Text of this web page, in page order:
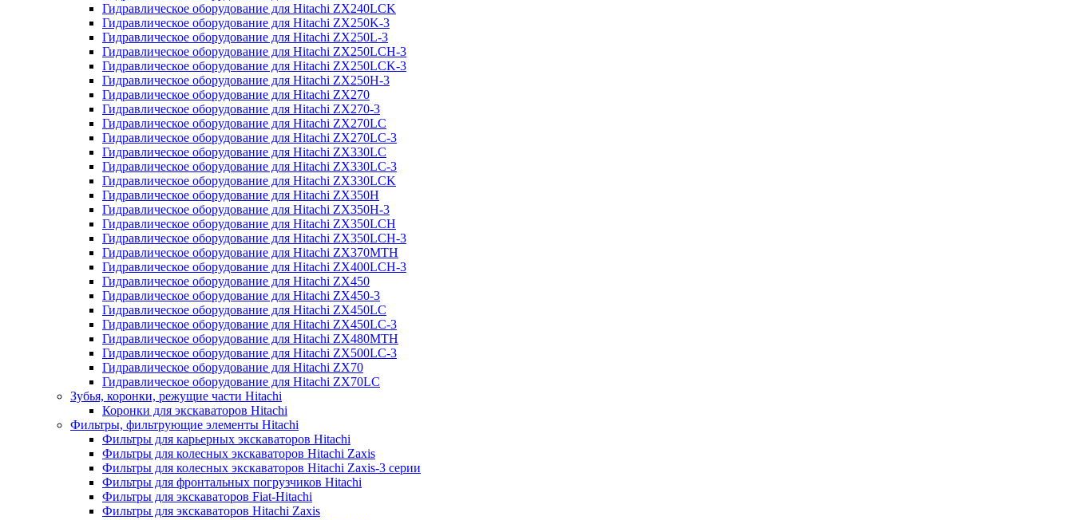
Гидравлическое оборудование для Hitachi ZX240LCK
Гидравлическое оборудование для Hitachi ZX250K-3
Гидравлическое оборудование для Hitachi ZX250L-3
Гидравлическое оборудование для Hitachi ZX250LCH-3
Гидравлическое оборудование для Hitachi ZX250LCK-3
Гидравлическое оборудование для Hitachi ZX250Н-3
Гидравлическое оборудование для Hitachi ZX270
Гидравлическое оборудование для Hitachi ZX270-3
Гидравлическое оборудование для Hitachi ZX270LC
Гидравлическое оборудование для Hitachi ZX270LC-3
Гидравлическое оборудование для Hitachi ZX330LC
Гидравлическое оборудование для Hitachi ZX330LC-3
Гидравлическое оборудование для Hitachi ZX330LCK
Гидравлическое оборудование для Hitachi ZX350H
Гидравлическое оборудование для Hitachi ZX350H-3
Гидравлическое оборудование для Hitachi ZX350LCH
Гидравлическое оборудование для Hitachi ZX350LCH-3
Гидравлическое оборудование для Hitachi ZX370MTH
Гидравлическое оборудование для Hitachi ZX400LCH-3
Гидравлическое оборудование для Hitachi ZX450
Гидравлическое оборудование для Hitachi ZX450-3
Гидравлическое оборудование для Hitachi ZX450LC
Гидравлическое оборудование для Hitachi ZX450LC-3
Гидравлическое оборудование для Hitachi ZX480MTH
Гидравлическое оборудование для Hitachi ZX500LC-3
Гидравлическое оборудование для Hitachi ZX70
Гидравлическое оборудование для Hitachi ZX70LC
Зубья, коронки, режущие части Hitachi
Коронки для экскаваторов Hitachi
Фильтры, фильтрующие элементы Hitachi
Фильтры для карьерных экскаваторов Hitachi
Фильтры для колесных экскаваторов Hitachi Zaxis
Фильтры для колесных экскаваторов Hitachi Zaxis-3 серии
Фильтры для фронтальных погрузчиков Hitachi
Фильтры для экскаваторов Fiat-Hitachi
Фильтры для экскаваторов Hitachi Zaxis